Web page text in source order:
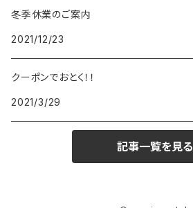
FOREVER
CLUSE
BEAMZSQUARE
TOMMY HILFIGER
MARC JACOBS
DIESEL
VIVIENNE WESTWOOD
POLO RALPH LAUREN
HAMILTON
INCASE
WOODEN
CASIO
冬季休業のご案内
2021/12/23
クーポンでおとく！！
2021/3/29
記事一覧を見る